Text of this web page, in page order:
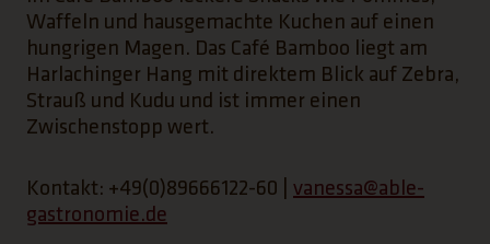
Waffeln und hausgemachte Kuchen auf einen
hungrigen Magen. Das Café Bamboo liegt am
Harlachinger Hang mit direktem Blick auf Zebra,
Strauß und Kudu und ist immer einen
Zwischenstopp wert.
Kontakt: +49(0)89666122-60 | vanessa@able-
gastronomie.de